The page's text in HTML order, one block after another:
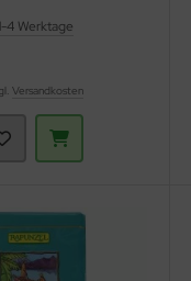
4 Werktage
Versandkosten